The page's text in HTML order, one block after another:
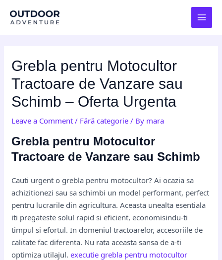
Grebla pentru Motocultor
Tractoare de Vanzare sau
Schimb – Oferta Urgenta
Leave a Comment / Fără categorie / By mara
Grebla pentru Motocultor
Tractoare de Vanzare sau Schimb
Cauti urgent o grebla pentru motocultor? Ai ocazia sa
achizitionezi sau sa schimbi un model performant, perfect
pentru lucrarile din agricultura. Aceasta unealta esentiala
iti pregateste solul rapid si eficient, economisindu-ti
timpul si efortul. In domeniul tractoarelor, accesoriile de
calitate fac diferenta. Nu rata aceasta sansa de a-ti
optimiza utilajul.executie grebla pentru motocultor
navigation